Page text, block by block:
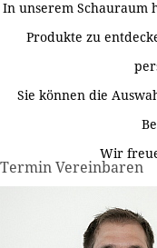
In unserem Schauraum
Produkte zu
Sie können die
Wir
Termin Vereinbaren